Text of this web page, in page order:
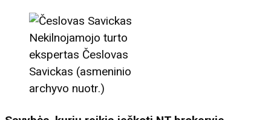
Nekilnojamojo turto
ekspertas Česlovas
Savickas (asmeninio
archyvo nuotr.)